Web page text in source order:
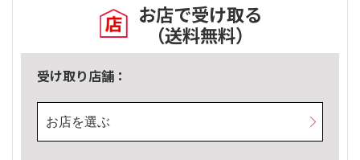
お店で受け取る
（送料無料）
受け取り店舗：
お店を選ぶ